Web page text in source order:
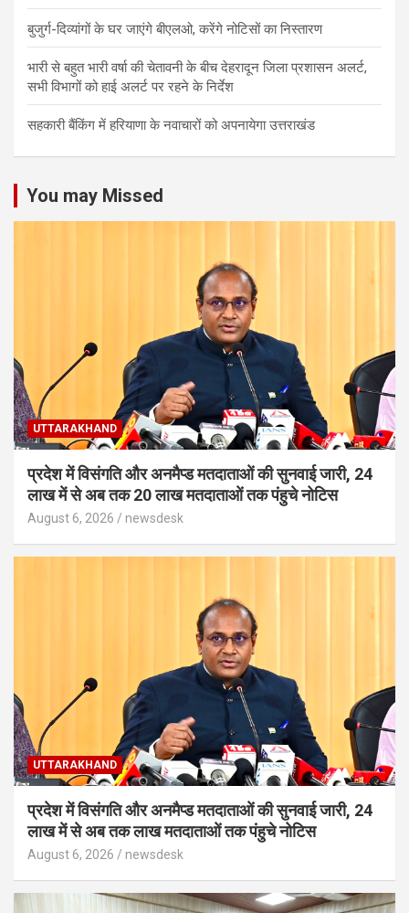
बुजुर्ग-दिव्यांगों के घर जाएंगे बीएलओ, करेंगे नोटिसों का निस्तारण
भारी से बहुत भारी वर्षा की चेतावनी के बीच देहरादून जिला प्रशासन अलर्ट,
सभी विभागों को हाई अलर्ट पर रहने के निर्देश
सहकारी बैंकिंग में हरियाणा के नवाचारों को अपनायेगा उत्तराखंड
You may Missed
UTTARAKHAND
प्रदेश में विसंगति और अनमैप्ड मतदाताओं की सुनवाई जारी, 24
लाख में से अब तक 20 लाख मतदाताओं तक पंहुचे नोटिस
August 6, 2026 newsdesk
UTTARAKHAND
प्रदेश में विसंगति और अनमैप्ड मतदाताओं की सुनवाई जारी, 24
लाख में से अब तक लाख मतदाताओं तक पंहुचे नोटिस
August 6, 2026 newsdesk